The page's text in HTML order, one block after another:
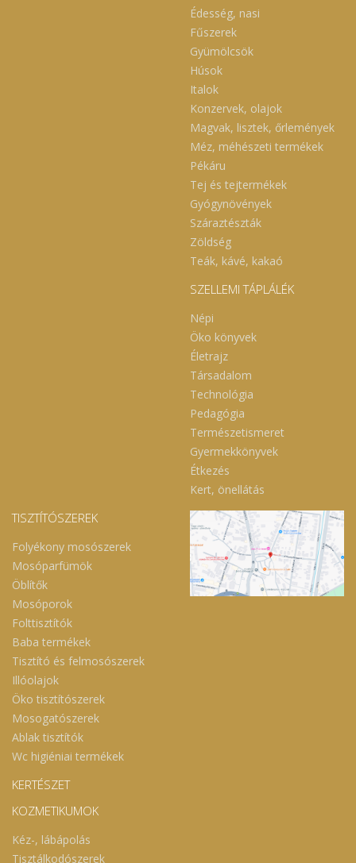
Édesség, nasi
Fűszerek
Gyümölcsök
Húsok
Italok
Konzervek, olajok
Magvak, lisztek, őrlemények
Méz, méhészeti termékek
Pékáru
Tej és tejtermékek
Gyógynövények
Száraztészták
Zöldség
Teák, kávé, kakaó
SZELLEMI TÁPLÁLÉK
Népi
Öko könyvek
Életrajz
Társadalom
Technológia
Pedagógia
Természetismeret
Gyermekkönyvek
Étkezés
Kert, önellátás
TISZTÍTÓSZEREK
Folyékony mosószerek
Mosóparfümök
Öblítők
Mosóporok
Folttisztítók
Baba termékek
Tisztító és felmosószerek
Illóolajok
Öko tisztítószerek
Mosogatószerek
Ablak tisztítók
Wc higiéniai termékek
KERTÉSZET
KOZMETIKUMOK
Kéz-, lábápolás
Tisztálkodószerek